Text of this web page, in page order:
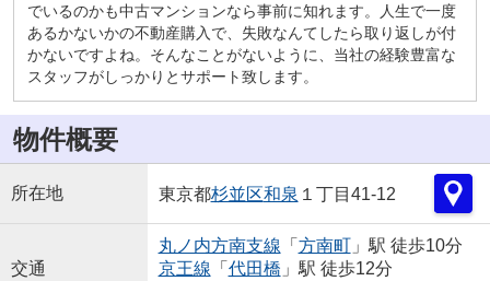
でいるのかも中古マンションなら事前に知れます。人生で一度
あるかないかの不動産購入で、失敗なんてしたら取り返しが付
かないですよね。そんなことがないように、当社の経験豊富な
スタッフがしっかりとサポート致します。
物件概要
所在地 東京都杉並区和泉 １丁目41-12
交通
丸ノ内方南支線 「 方南町」駅 徒歩10分
京王線 「 代田橋 」駅 徒歩12分